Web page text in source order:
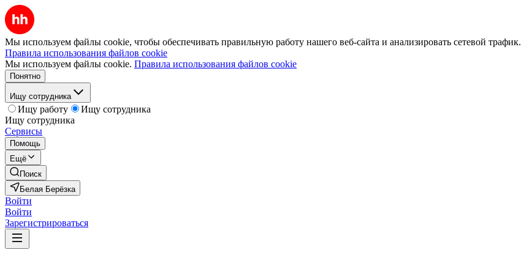
Мы используем файлы cookie, чтобы обеспечивать правильную работу нашего веб-сайта и анализировать сетевой трафик.
Правила использования файлов cookie
Мы используем файлы cookie. Правила использования файлов cookie
Понятно
Ищу сотрудника
Ищу работу
Ищу сотрудника
Ищу сотрудника
Сервисы
Помощь
Ещё
Поиск
Белая Берёзка
Войти
Войти
Зарегистрироваться